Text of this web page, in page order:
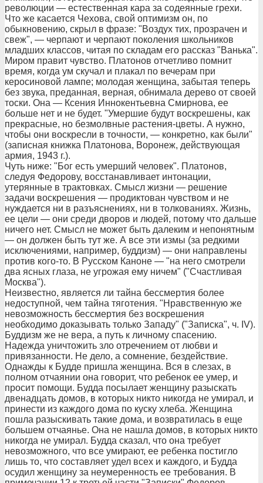
революции — естественная кара за содеянные грехи.
Что же касается Чехова, свой оптимизм он, по
обыкновению, скрыл в фразе: "Воздух тих, прозрачен и
свеж", — черпают и черпают поколения школьников
младших классов, читая по складам его рассказ "Ванька".
Миром правит чувство. Платонов отчетливо помнит
время, когда ум скучал и плакал по вечерам при
керосиновой лампе; молодая женщина, забытая теперь
без звука, преданная, верная, обнимала дерево от своей
тоски. Она — Ксения Иннокентьевна Смирнова, ее
больше нет и не будет. "Умершие будут воскрешены, как
прекрасные, но безмолвные растения-цветы. А нужно,
чтобы они воскресли в точности, — конкретно, как были"
(записная книжка Платонова, Воронеж, действующая
армия, 1943 г.).
Чуть ниже: "Бог есть умерший человек". Платонов,
следуя Федорову, восстанавливает интонации,
утерянные в трактовках. Смысл жизни — решение
задачи воскрешения — продиктован чувством и не
нуждается ни в разъяснениях, ни в толкованиях. Жизнь,
ее цели — они среди дворов и людей, потому что дальше
ничего нет. Смысл не может быть далеким и непонятным
— он должен быть тут же. А все эти измы (за редкими
исключениями, например, буддизм) — они направлены
против кого-то. В Русском Каноне — "на него смотрели
два ясных глаза, не угрожая ему ничем" ("Счастливая
Москва").
Неизвестно, является ли тайна бессмертия более
недоступной, чем тайна тяготения. "Нравственную же
невозможность бессмертия без воскрешения
необходимо доказывать только Западу" ("Записка", ч. IV).
Буддизм же не вера, а путь к личному спасению.
Надежда уничтожить зло отречением от любви и
привязанности. Не дело, а сомнение, бездействие.
Однажды к Будде пришла женщина. Вся в слезах, в
полном отчаянии она говорит, что ребенок ее умер, и
просит помощи. Будда посылает женщину разыскать
двенадцать домов, в которых никто никогда не умирал, и
принести из каждого дома по куску хлеба. Женщина
пошла разыскивать такие дома, и возвратилась в еще
большем отчаянье. Она не нашла домов, в которых никто
никогда не умирал. Будда сказал, что она требует
невозможного, что все умирают, ее ребенка постигло
лишь то, что составляет удел всех и каждого, и Будда
осудил женщину за неумеренность ее требования. В